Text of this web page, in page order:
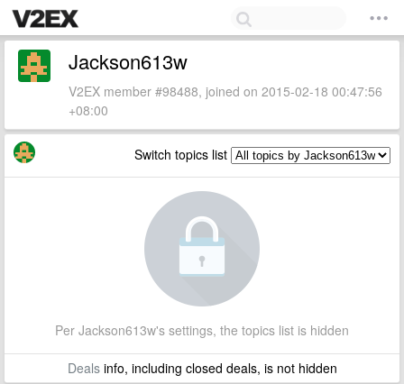
Jackson613w
V2EX member #98488, joined on 2015-02-18 00:47:56
+08:00
Switch topics list
Per Jackson613w's settings, the topics list is hidden
Dealsinfo, including closed deals, is not hidden